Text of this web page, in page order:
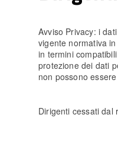
Avviso Privacy: i
vigente normativa
in termini
protezione dei dati
non possono
Dirigenti cessati dal